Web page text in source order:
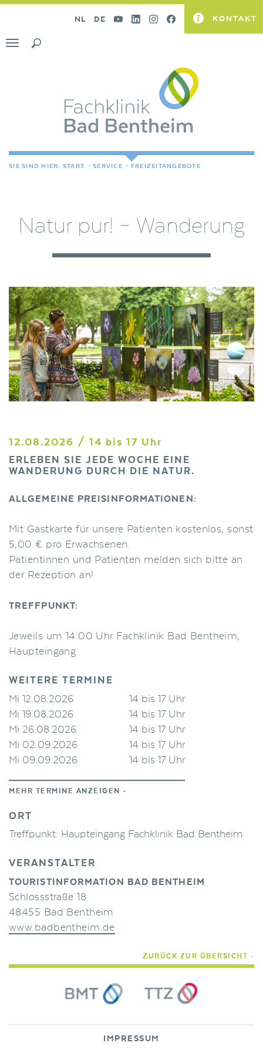
NL DE KONTAKT
Toggle
SIE SIND HIER: START · SERVICE · FREIZEITANGEBOTE
Natur pur! – Wanderung
12.08.2026 / 14 bis 17 Uhr
ERLEBEN SIE JEDE WOCHE EINE
WANDERUNG DURCH DIE NATUR.
ALLGEMEINE PREISINFORMATIONEN:
Mit Gastkarte für unsere Patienten kostenlos, sonst
5,00 € pro Erwachsenen.
Patientinnen und Patienten melden sich bitte an
der Rezeption an!
TREFFPUNKT:
Jeweils um 14:00 Uhr Fachklinik Bad Bentheim,
Haupteingang
WEITERE TERMINE
Mi 12.08.2026
14 bis 17 Uhr
Mi 19.08.2026
14 bis 17 Uhr
Mi 26.08.2026
14 bis 17 Uhr
Mi 02.09.2026
14 bis 17 Uhr
Mi 09.09.2026
14 bis 17 Uhr
MEHR TERMINE ANZEIGEN -
ORT
Treffpunkt: Haupteingang Fachklinik Bad Bentheim
VERANSTALTER
TOURISTINFORMATION BAD BENTHEIM
Schlossstraße 18
48455 Bad Bentheim
www.badbentheim.de
ZURÜCK ZUR ÜBERSICHT -
IMPRESSUM